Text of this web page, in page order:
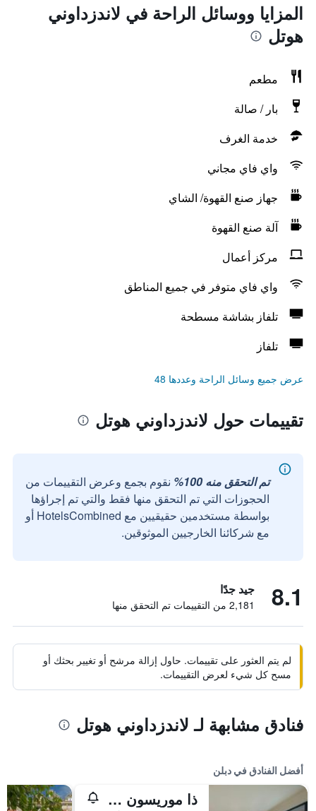
المزايا ووسائل الراحة في لاندزداوني
هوتل
مطعم
بار / صالة
خدمة الغرف
واي فاي مجاني
جهاز صنع القهوة/ الشاي
آلة صنع القهوة
مركز أعمال
واي فاي متوفر في جميع المناطق
تلفاز بشاشة مسطحة
تلفاز
عرض جميع وسائل الراحة وعددها 48
تقييمات حول لاندزداوني هوتل
تم التحقق منه 100%
نقوم بجمع وعرض التقييمات من
الحجوزات التي تم التحقق منها فقط والتي تم إجراؤها
بواسطة مستخدمين حقيقيين مع HotelsCombined أو
مع شركائنا الخارجيين الموثوقين.
8.1 جيد جدًا
2,181 من التقييمات تم التحقق منها
لم يتم العثور على تقييمات. حاول إزالة مرشح أو تغيير بحثك أو
مسح كل شيء لعرض التقييمات.
فنادق مشابهة لـ لاندزداوني هوتل
أفضل الفنادق في دبلن
ذا موريسون دوبلين، كوريو كوليكشن باي هيلتون